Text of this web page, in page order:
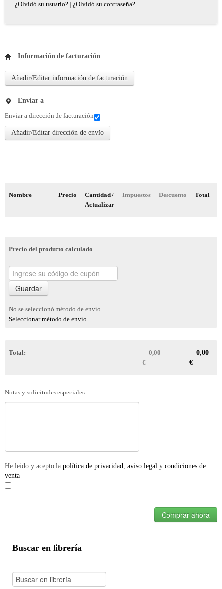
¿Olvidó su usuario? | ¿Olvidó su contraseña?
Información de facturación
Añadir/Editar información de facturación
Enviar a
Enviar a dirección de facturación
Añadir/Editar dirección de envío
Nombre Precio
Cantidad /
Actualizar
Impuestos Descuento Total
Precio del producto calculado
No se seleccionó método de envío
Seleccionar método de envío
Total:
0,00
€
0,00
€
Notas y solicitudes especiales
He leido y acepto la política de privacidad aviso legal y condiciones de
venta
Comprar ahora
Buscar en librería